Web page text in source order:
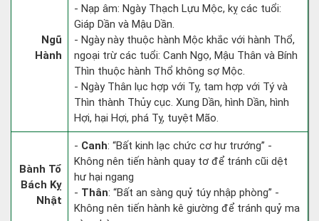
Ngũ
Hành
- Nạp âm: Ngày Thạch Lựu Mộc, kỵ các tuổi:
Giáp Dần và Mậu Dần.
- Ngày này thuộc hành Mộc khắc với hành Thổ,
ngoại trừ các tuổi: Canh Ngọ, Mậu Thân và Bính
Thìn thuộc hành Thổ không sợ Mộc.
- Ngày Thân lục hợp với Tỵ, tam hợp với Tý và
Thìn thành Thủy cục. Xung Dần, hình Dần, hình
Hợi, hại Hợi, phá Tỵ, tuyệt Mão.
Bành Tổ
Bách Kỵ
Nhật
- Canh: “Bất kinh lạc chức cơ hư trướng” -
Không nên tiến hành quay tơ để tránh cũi dệt
hư hại ngang
- Thân: “Bất an sàng quỷ túy nhập phòng” -
Không nên tiến hành kê giường để tránh quỷ ma